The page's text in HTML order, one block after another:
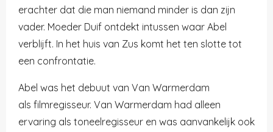
erachter dat die man niemand minder is dan zijn
vader. Moeder Duif ontdekt intussen waar Abel
verblijft. In het huis van Zus komt het ten slotte tot
een confrontatie.
Abel was het debuut van Van Warmerdam
als filmregisseur. Van Warmerdam had alleen
ervaring als toneelregisseur en was aanvankelijk ook